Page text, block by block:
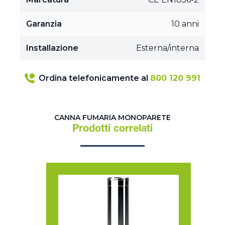
Garanzia 10 anni
Installazione Esterna/interna
Ordina telefonicamente al 800 120 991
CANNA FUMARIA MONOPARETE
Prodotti correlati